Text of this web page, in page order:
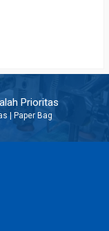
Prioritas
| Paper Bag